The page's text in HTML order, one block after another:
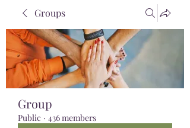
Groups
Group
Public · 436 members